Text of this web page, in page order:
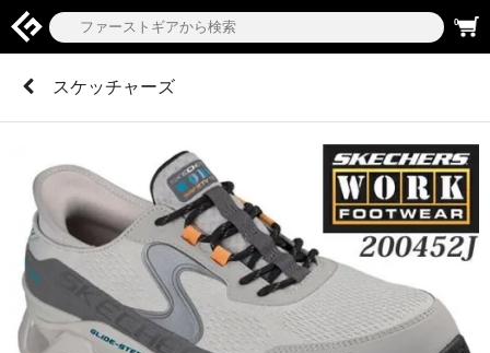
0
スケッチャーズ